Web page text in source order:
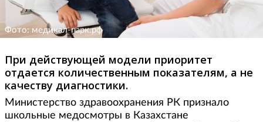
Фото: медикал-парк.рф
При действующей модели приоритет
отдается количественным показателям, а не
качеству диагностики.
Министерство здравоохранения РК признало
школьные медосмотры в Казахстане